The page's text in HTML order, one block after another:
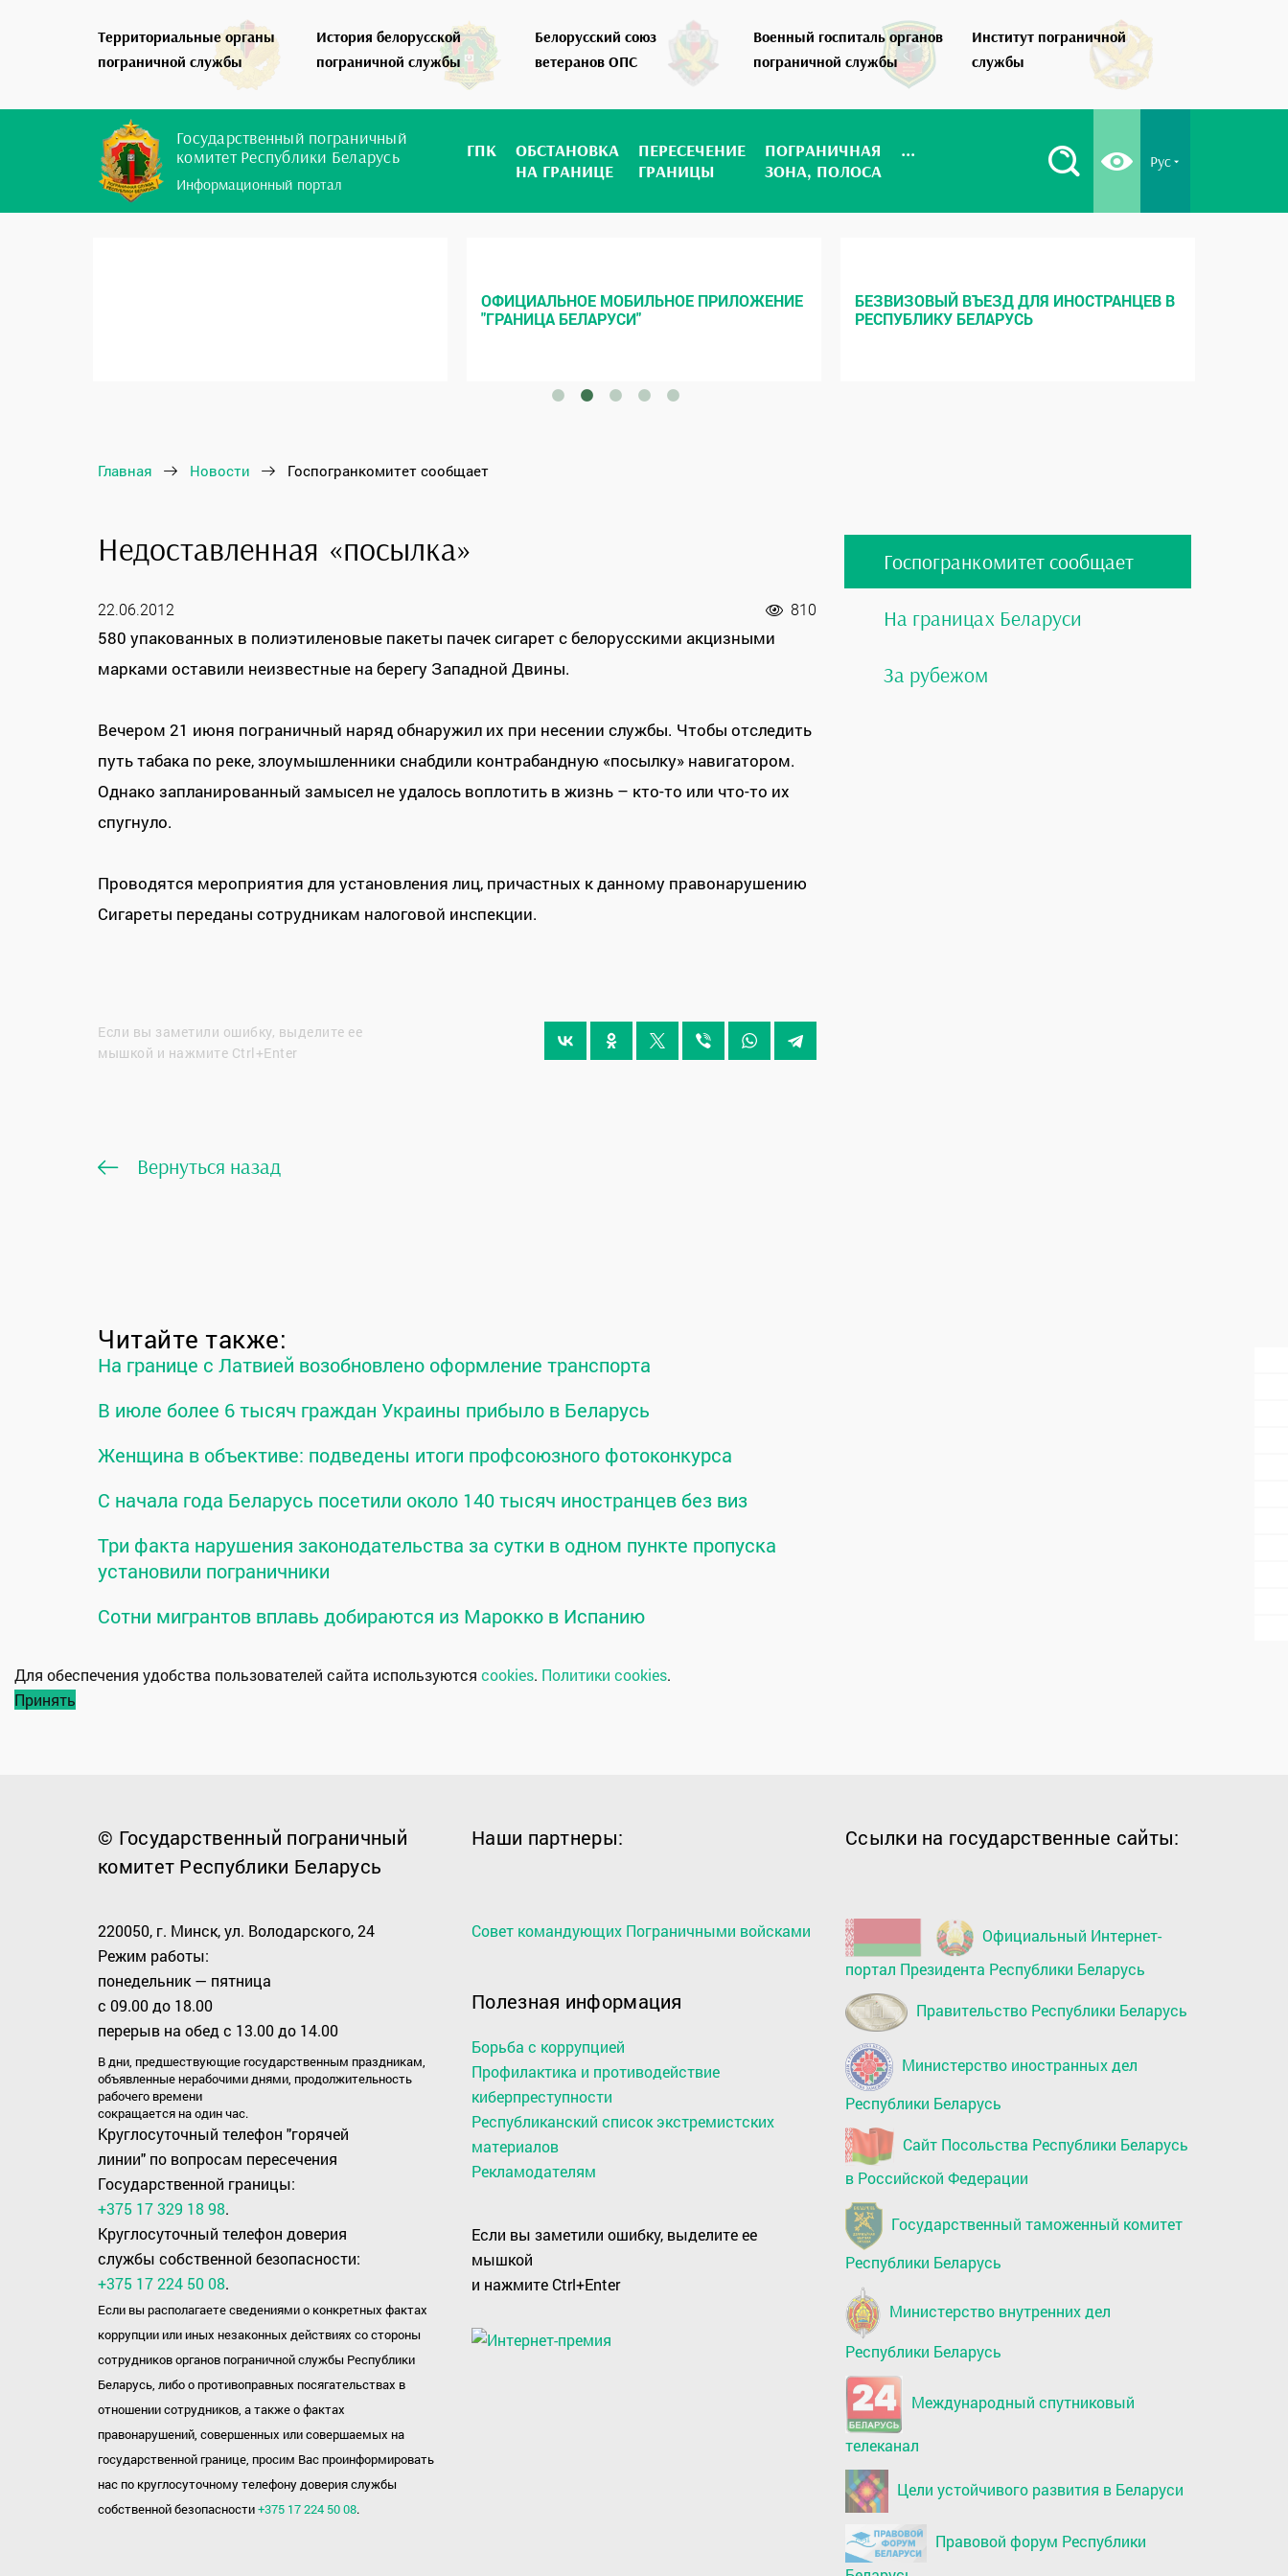
Территориальные органы
пограничной службы
История белорусской
пограничной службы
Белорусский союз
ветеранов ОПС
Военный госпиталь органов
пограничной службы
Институт пограничной
службы
Государственный пограничный
комитет Республики Беларусь
Информационный портал
ГПК
ОБСТАНОВКА
НА ГРАНИЦЕ
ПЕРЕСЕЧЕНИЕ
ГРАНИЦЫ
ПОГРАНИЧНАЯ
ЗОНА, ПОЛОСА
... Рус
ОФИЦИАЛЬНОЕ МОБИЛЬНОЕ ПРИЛОЖЕНИЕ
"ГРАНИЦА БЕЛАРУСИ"
БЕЗВИЗОВЫЙ ВЪЕЗД ДЛЯ ИНОСТРАНЦЕВ В
РЕСПУБЛИКУ БЕЛАРУСЬ
Главная Новости Госпогранкомитет сообщает
Недоставленная «посылка»
22.06.2012 810
580 упакованных в полиэтиленовые пакеты пачек сигарет с белорусскими акцизными
марками оставили неизвестные на берегу Западной Двины.
Вечером 21 июня пограничный наряд обнаружил их при несении службы. Чтобы отследить
путь табака по реке, злоумышленники снабдили контрабандную «посылку» навигатором.
Однако запланированный замысел не удалось воплотить в жизнь – кто-то или что-то их
спугнуло.
Проводятся мероприятия для установления лиц, причастных к данному правонарушению
Сигареты переданы сотрудникам налоговой инспекции.
Если вы заметили ошибку, выделите ее
мышкой и нажмите Ctrl+Enter
Вернуться назад
Читайте также:
На границе с Латвией возобновлено оформление транспорта
В июле более 6 тысяч граждан Украины прибыло в Беларусь
Женщина в объективе: подведены итоги профсоюзного фотоконкурса
С начала года Беларусь посетили около 140 тысяч иностранцев без виз
Три факта нарушения законодательства за сутки в одном пункте пропуска
установили пограничники
Сотни мигрантов вплавь добираются из Марокко в Испанию
Госпогранкомитет сообщает
На границах Беларуси
За рубежом
Для обеспечения удобства пользователей сайта используются cookies. Политики cookies.
Принять
© Государственный пограничный
комитет Республики Беларусь
220050, г. Минск, ул. Володарского, 24
Режим работы:
понедельник — пятница
с 09.00 до 18.00
перерыв на обед с 13.00 до 14.00
В дни, предшествующие государственным праздникам,
объявленные нерабочими днями, продолжительность
рабочего времени
сокращается на один час.
Круглосуточный телефон "горячей
линии" по вопросам пересечения
Государственной границы:
+375 17 329 18 98.
Круглосуточный телефон доверия
службы собственной безопасности:
+375 17 224 50 08.
Если вы располагаете сведениями о конкретных фактах
коррупции или иных незаконных действиях со стороны
сотрудников органов пограничной службы Республики
Беларусь, либо о противоправных посягательствах в
отношении сотрудников, а также о фактах
правонарушений, совершенных или совершаемых на
государственной границе, просим Вас проинформировать
нас по круглосуточному телефону доверия службы
собственной безопасности+375 17 224 50 08.
Наши партнеры:
Совет командующих Пограничными войсками
Полезная информация
Борьба с коррупцией
Профилактика и противодействие
киберпреступности
Республиканский список экстремистских
материалов
Рекламодателям
Если вы заметили ошибку, выделите ее
мышкой
и нажмите Ctrl+Enter
Ссылки на государственные сайты:
Официальный Интернет-
портал Президента Республики Беларусь
Правительство Республики Беларусь
Министерство иностранных дел
Республики Беларусь
Сайт Посольства Республики Беларусь
в Российской Федерации
Государственный таможенный комитет
Республики Беларусь
Министерство внутренних дел
Республики Беларусь
Международный спутниковый
телеканал
Цели устойчивого развития в Беларуси
Правовой форум Республики